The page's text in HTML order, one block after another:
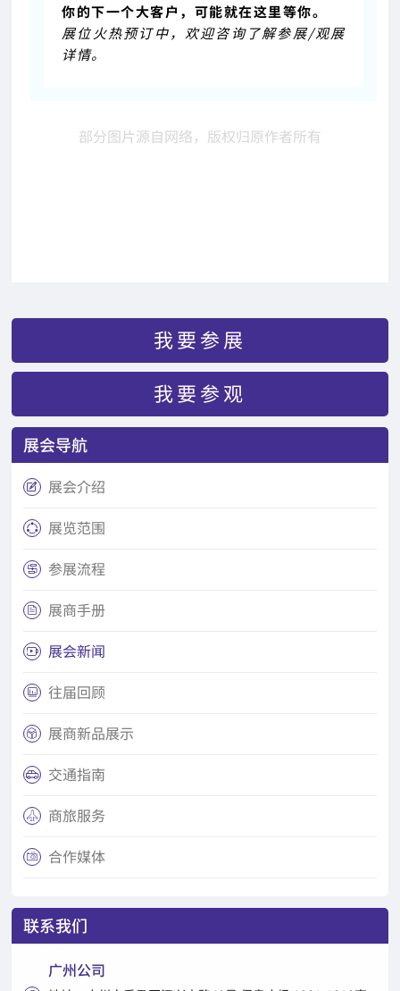
你的下一个大客户，可能就在这里等你。
展位火热预订中，欢迎咨询了解参展/观展
详情。
部分图片源自网络， 版权归原作者所有
我要参展
我要参观
展会导航
 展会介绍
 展览范围
 参展流程
 展商手册
 展会新闻
 往届回顾
 展商新品展示
 交通指南
 商旅服务
 合作媒体
联系我们
广州公司